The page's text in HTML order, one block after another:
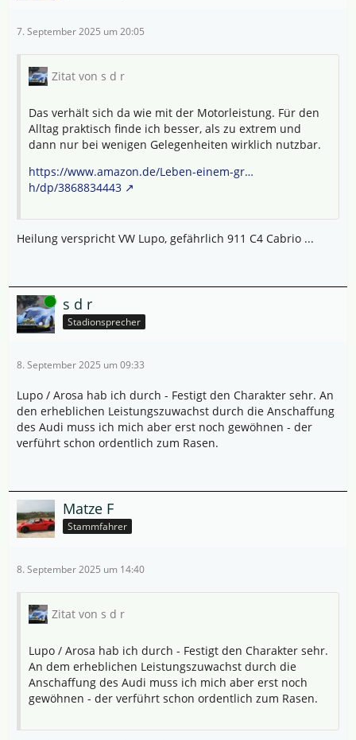
7. September 2025 um 20:05
Zitat von s d r
Das verhält sich da wie mit der Motorleistung. Für den
Alltag praktisch finde ich besser, als zu extrem und
dann nur bei wenigen Gelegenheiten wirklich nutzbar.
https://www.amazon.de/Leben-einem-gr…
h/dp/3868834443
Heilung verspricht VW Lupo, gefährlich 911 C4 Cabrio ...
Online s d r
Stadionsprecher
8. September 2025 um 09:33
Lupo / Arosa hab ich durch - Festigt den Charakter sehr. An
den erheblichen Leistungszuwachst durch die Anschaffung
des Audi muss ich mich aber erst noch gewöhnen - der
verführt schon ordentlich zum Rasen.
Matze F
Stammfahrer
8. September 2025 um 14:40
Zitat von s d r
Lupo / Arosa hab ich durch - Festigt den Charakter sehr.
An dem erheblichen Leistungszuwachst durch die
Anschaffung des Audi muss ich mich aber erst noch
gewöhnen - der verführt schon ordentlich zum Rasen.